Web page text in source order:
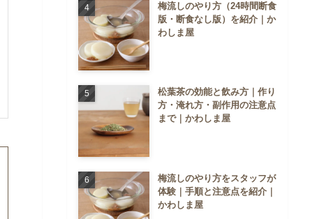
梅流しのやり方（24時間断食
版・断食なし版）を紹介｜か
わしま屋
松葉茶の効能と飲み方｜作り
方・淹れ方・副作用の注意点
まで｜かわしま屋
梅流しのやり方をスタッフが
体験｜手順と注意点を紹介｜
かわしま屋